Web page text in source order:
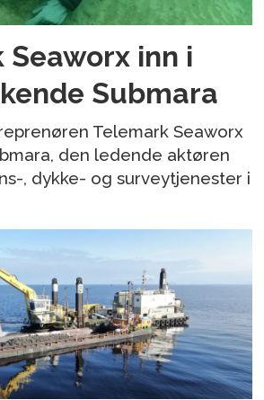
Seaworx inn i
Submara
Telemark Seaworx
den ledende aktøren
, dykke- og surveytjenester i